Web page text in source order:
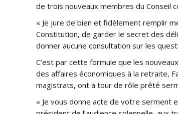
de trois nouveaux membres du Conseil
« Je jure de bien et fidèlement remplir
Constitution, de garder le secret des
donner aucune consultation sur les
C’est par cette formule que les
des affaires économiques à la retraite,
magistrats, ont à tour de rôle prêté
« Je vous donne acte de votre serment